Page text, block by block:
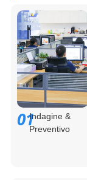
01Indagine &
Preventivo